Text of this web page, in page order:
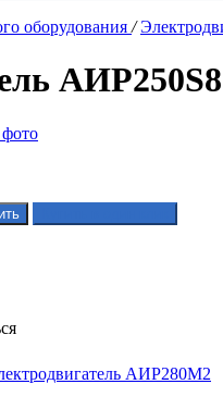
оборудования /
АИР250S8
АИР280М2